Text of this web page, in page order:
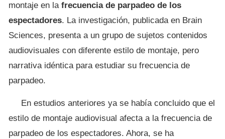
montaje en lafrecuencia de parpadeo de los
espectadores. La investigación, publicada en Brain
Sciences, presenta a un grupo de sujetos contenidos
audiovisuales con diferente estilo de montaje, pero
narrativa idéntica para estudiar su frecuencia de
parpadeo.
En estudios anteriores ya se había concluido que el
estilo de montaje audiovisual afecta a la frecuencia de
parpadeo de los espectadores. Ahora, se ha